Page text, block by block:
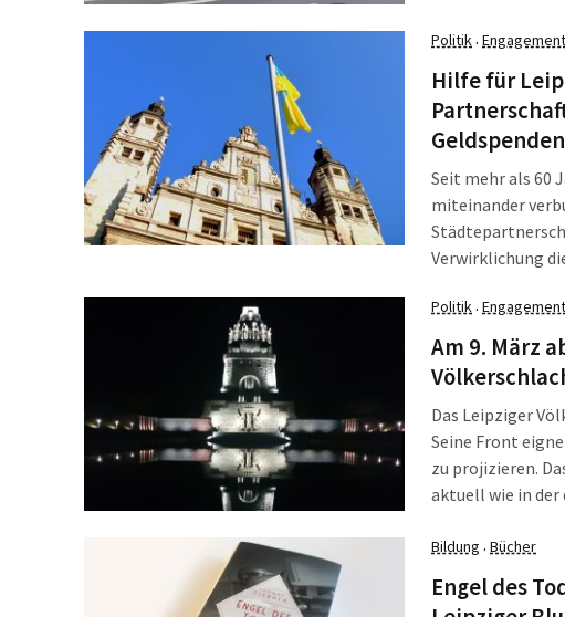
Flurstückes 294
Politik· Engagement
Hilfe für
Seit mehr als 60
miteinander
Verwirklichung
einer eigenen
[…]
Politik· Engagement
Am 9. März
Das Leipziger
Seine Front
zu projizieren.
aktuell wie in der
Gelegenheit
Bildung · Bücher
Engel des